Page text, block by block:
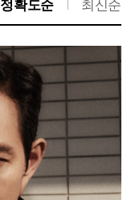
정확도순 최신순